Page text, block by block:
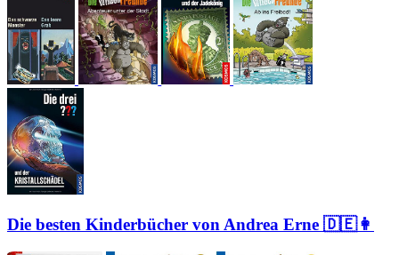
Die besten Kinderbücher von Andrea Erne 🇩🇪👩